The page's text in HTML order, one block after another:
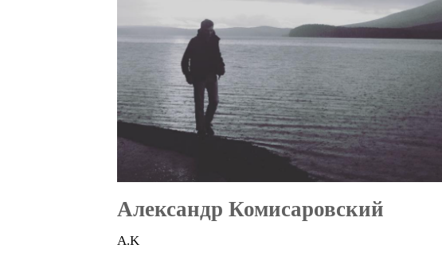
Александр Комисаровский
A.K